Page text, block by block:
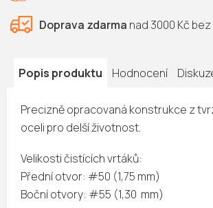
Doprava zdarma nad 3000 Kč bez
Popis produktu Hodnocení
Precizně opracovaná konstrukce z
oceli pro delší životnost.
Velikosti čistících vrtáků:
Přední otvor: #50 (1,75 mm)
Boční otvory: #55 (1,30 mm)